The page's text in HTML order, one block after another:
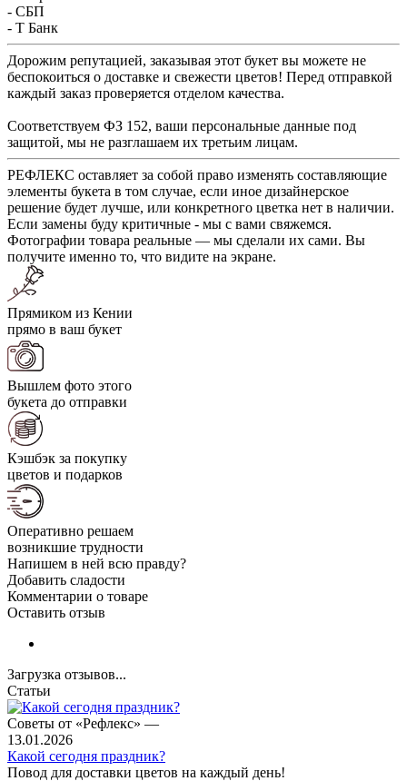
- СБП
- Т Банк
Дорожим репутацией, заказывая этот букет вы можете не
беспокоиться о доставке и свежести цветов! Перед отправкой
каждый заказ проверяется отделом качества.
Соответствуем ФЗ 152, ваши персональные данные под
защитой, мы не разглашаем их третьим лицам.
РЕФЛЕКС оставляет за собой право изменять составляющие
элементы букета в том случае, если иное дизайнерское
решение будет лучше, или конкретного цветка нет в наличии.
Если замены буду критичные - мы с вами свяжемся.
Фотографии товара реальные — мы сделали их сами. Вы
получите именно то, что видите на экране.
Прямиком из Кении
прямо в ваш букет
Вышлем фото этого
букета до отправки
Кэшбэк за покупку
цветов и подарков
Оперативно решаем
возникшие трудности
Напишем в ней всю правду?
Добавить сладости
Комментарии о товаре
Оставить отзыв
Загрузка отзывов...
Статьи
Советы от «Рефлекс» —
13.01.2026
Какой сегодня праздник?
Повод для доставки цветов на каждый день!